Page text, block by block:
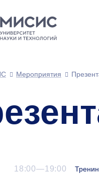
Мероприятия
18:00—19:00